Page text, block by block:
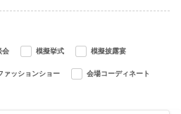
会 模擬挙式 模擬披露宴
ァッションショー 会場コーディネート